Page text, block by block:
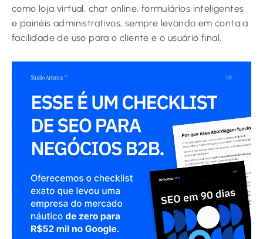
como loja virtual, chat online, formulários inteligentes
e painéis administrativos, sempre levando em conta a
facilidade de uso para o cliente e o usuário final.